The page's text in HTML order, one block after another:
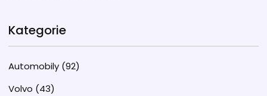
Kategorie
Automobily (92)
Volvo (43)